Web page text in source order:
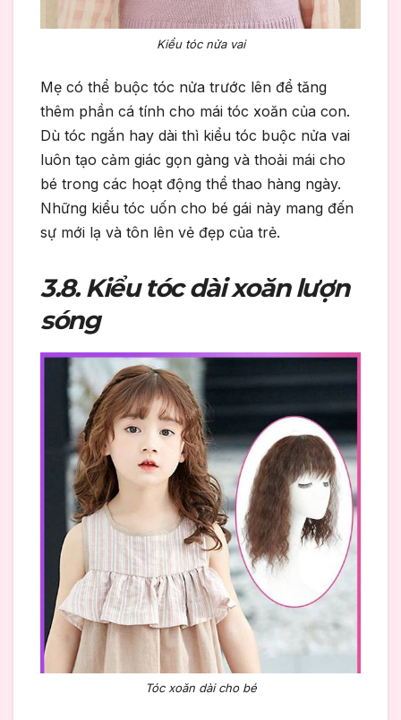
Kiểu tóc nửa vai
Mẹ có thể buộc tóc nửa trước lên để tăng
thêm phần cá tính cho mái tóc xoăn của con.
Dù tóc ngắn hay dài thì kiểu tóc buộc nửa vai
luôn tạo cảm giác gọn gàng và thoải mái cho
bé trong các hoạt động thể thao hàng ngày.
Những kiểu tóc uốn cho bé gái này mang đến
sự mới lạ và tôn lên vẻ đẹp của trẻ.
3.8. Kiểu tóc dài xoăn lượn
sóng
Tóc xoăn dài cho bé